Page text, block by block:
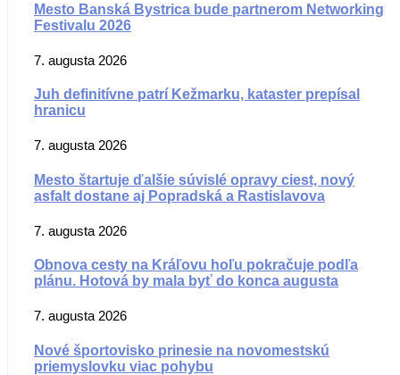
Mesto Banská Bystrica bude partnerom Networking
Festivalu 2026
7. augusta 2026
Juh definitívne patrí Kežmarku, kataster prepísal
hranicu
7. augusta 2026
Mesto štartuje ďalšie súvislé opravy ciest, nový
asfalt dostane aj Popradská a Rastislavova
7. augusta 2026
Obnova cesty na Kráľovu hoľu pokračuje podľa
plánu. Hotová by mala byť do konca augusta
7. augusta 2026
Nové športovisko prinesie na novomestskú
priemyslovku viac pohybu